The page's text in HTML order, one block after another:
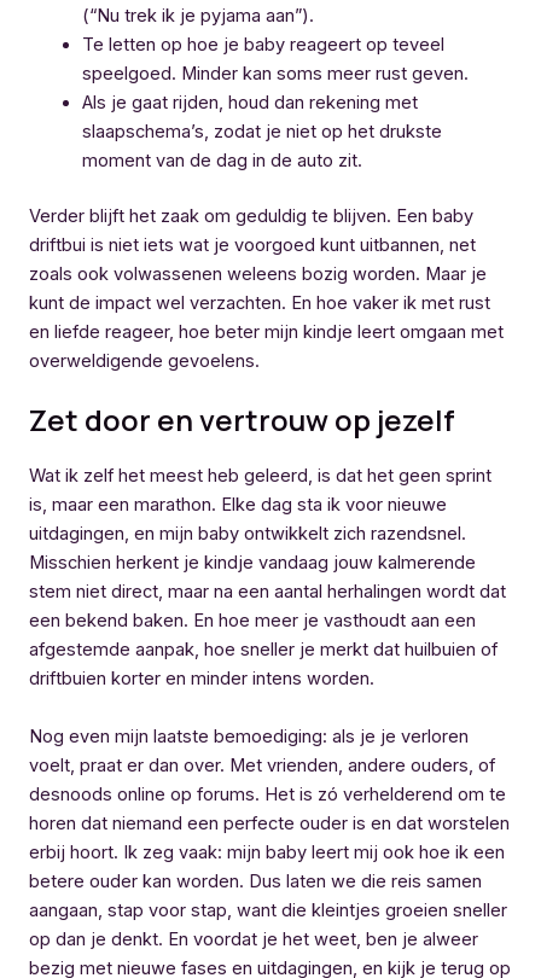
(“Nu trek ik je pyjama aan”).
Te letten op hoe je baby reageert op teveel
speelgoed. Minder kan soms meer rust geven.
Als je gaat rijden, houd dan rekening met
slaapschema’s, zodat je niet op het drukste
moment van de dag in de auto zit.
Verder blijft het zaak om geduldig te blijven. Een baby
driftbui is niet iets wat je voorgoed kunt uitbannen, net
zoals ook volwassenen weleens bozig worden. Maar je
kunt de impact wel verzachten. En hoe vaker ik met rust
en liefde reageer, hoe beter mijn kindje leert omgaan met
overweldigende gevoelens.
Zet door en vertrouw op jezelf
Wat ik zelf het meest heb geleerd, is dat het geen sprint
is, maar een marathon. Elke dag sta ik voor nieuwe
uitdagingen, en mijn baby ontwikkelt zich razendsnel.
Misschien herkent je kindje vandaag jouw kalmerende
stem niet direct, maar na een aantal herhalingen wordt dat
een bekend baken. En hoe meer je vasthoudt aan een
afgestemde aanpak, hoe sneller je merkt dat huilbuien of
driftbuien korter en minder intens worden.
Nog even mijn laatste bemoediging: als je je verloren
voelt, praat er dan over. Met vrienden, andere ouders, of
desnoods online op forums. Het is zó verhelderend om te
horen dat niemand een perfecte ouder is en dat worstelen
erbij hoort. Ik zeg vaak: mijn baby leert mij ook hoe ik een
betere ouder kan worden. Dus laten we die reis samen
aangaan, stap voor stap, want die kleintjes groeien sneller
op dan je denkt. En voordat je het weet, ben je alweer
bezig met nieuwe fases en uitdagingen, en kijk je terug op